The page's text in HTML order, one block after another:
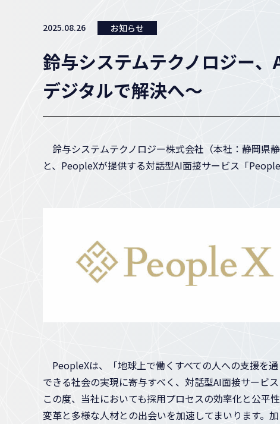
2025.08.26 お知らせ
鈴与システムテクノロジー
デジタルで解決へ～
鈴与システムテクノロジー株式会社（本社：静岡県
と、PeopleXが提供する対話型AI面接サービス「
PeopleXは、「地球上で働くすべての人への支援を
できる社会の実現に寄与すべく、対話型AI面接サービ
この度、当社においても採用プロセスの効率化と公平
変革と多様な人材との出会いを加速してまいります。